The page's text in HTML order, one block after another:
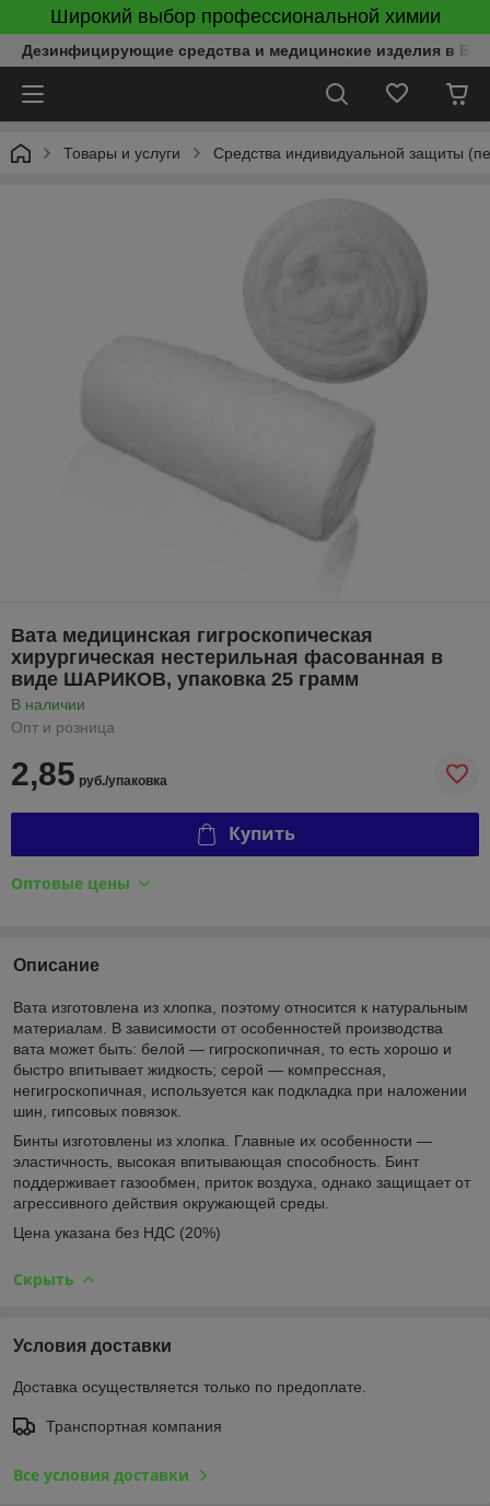
Широкий выбор профессиональной химии
Дезинфицирующие средства и медицинские изделия в
Товары и услуги Средства индивидуальной защиты
Вата медицинская гигроскопическая
хирургическая нестерильная фасованная в
виде ШАРИКОВ, упаковка 25 грамм
В наличии
Опт и розница
2,85 руб./упаковка
Купить
Оптовые цены
Описание
Вата изготовлена из хлопка, поэтому относится к натуральным
материалам. В зависимости от особенностей производства
вата может быть: белой — гигроскопичная, то есть хорошо и
быстро впитывает жидкость; серой — компрессная,
негигроскопичная, используется как подкладка при наложении
шин, гипсовых повязок.
Бинты изготовлены из хлопка. Главные их особенности —
эластичность, высокая впитывающая способность. Бинт
поддерживает газообмен, приток воздуха, однако защищает от
агрессивного действия окружающей среды.
Цена указана без НДС (20%)
Скрыть
Условия доставки
Доставка осуществляется только по предоплате.
Транспортная компания
Все условия доставки